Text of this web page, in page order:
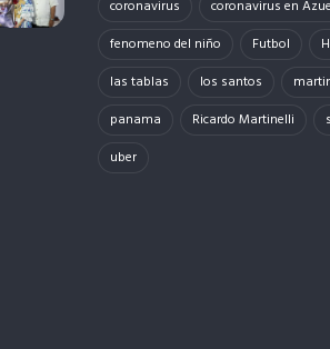
coronavirus
coronavirus en
fenomeno del niño
Futbol
las tablas
los santos
panama
Ricardo Martinelli
uber